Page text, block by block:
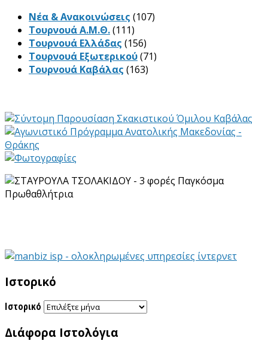
Νέα & Ανακοινώσεις (107)
Τουρνουά Α.Μ.Θ.(111)
Τουρνουά Ελλάδας (156)
Τουρνουά Εξωτερικού(71)
Τουρνουά Καβάλας (163)
Ιστορικό
Ιστορικό
Διάφορα Ιστολόγια